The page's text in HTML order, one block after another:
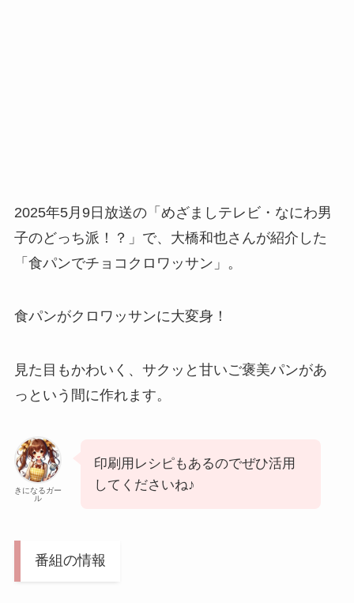
2025年5月9日放送の「めざましテレビ・なにわ男
子のどっち派！？」で、大橋和也さんが紹介した
「食パンでチョコクロワッサン」。
食パンがクロワッサンに大変身！
見た目もかわいく、サクッと甘いご褒美パンがあ
っという間に作れます。
きになるガー
ル
印刷用レシピもあるのでぜひ活用
してくださいね♪
番組の情報